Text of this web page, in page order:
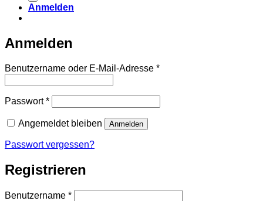
Anmelden
Anmelden
Benutzername oder E-Mail-Adresse *Erforderlich
Passwort*Erforderlich
Angemeldet bleiben Anmelden
Passwort vergessen?
Registrieren
Benutzername *Erforderlich